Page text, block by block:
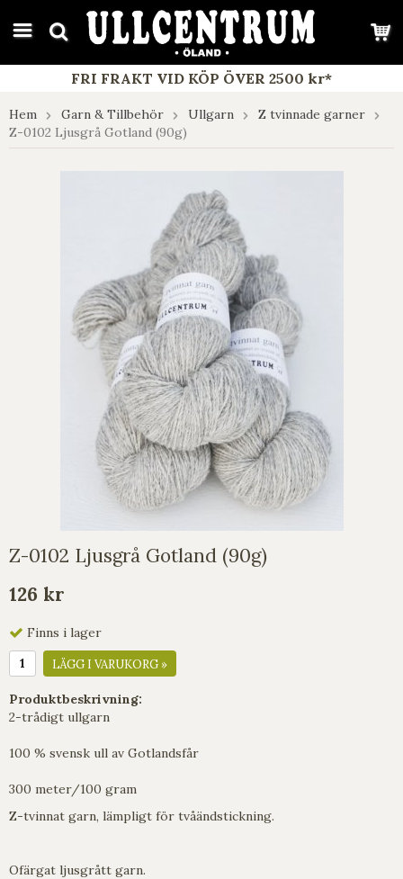
google-site-verification: google7e4b1026db5d9f32.html
FRI FRAKT VID KÖP ÖVER 2500 kr*
Hem Garn & Tillbehör Ullgarn
Z tvinnade garner
Z-0102 Ljusgrå Gotland (90g)
Z-0102 Ljusgrå Gotland (90g)
126 kr
Finns i lager
LÄGG I VARUKORG »
Produktbeskrivning:
2-trådigt ullgarn
100 % svensk ull av Gotlandsfår
300 meter/100 gram
Z-tvinnat garn, lämpligt för tvåändstickning.
Ofärgat ljusgrått garn.